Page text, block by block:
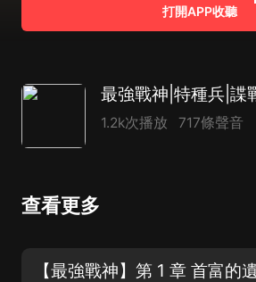
打開APP收聽
1.2k次播放 717條聲音
查看更多